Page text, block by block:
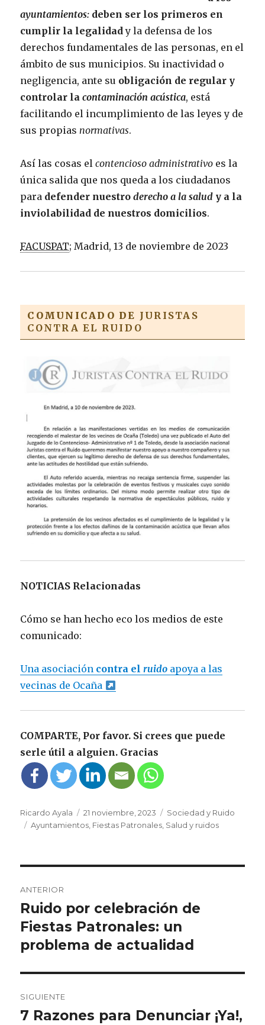
ayuntamientos: deben ser los primeros en
cumplir la legalidad y la defensa de los
derechos fundamentales de las personas, en el
ámbito de sus municipios. Su inactividad o
negligencia, ante su obligación de regular y
controlar lacontaminación acústica, está
facilitando el incumplimiento de las leyes y de
sus propias normativas.
Así las cosas elcontencioso administrativo es la
única salida que nos queda a los ciudadanos
para defender nuestroderecho a la salud y a la
inviolabilidad de nuestros domicilios.
FACUSPAT; Madrid, 13 de noviembre de 2023
COMUNICADO DE JURISTAS
CONTRA EL RUIDO
NOTICIAS Relacionadas
Cómo se han hecho eco los medios de este
comunicado:
Una asociación contra elruido apoya a las
vecinas de Ocaña
COMPARTE, Por favor. Si crees que puede
serle útil a alguien. Gracias
Autor
Ricardo Ayala
Publicado
el
21 noviembre, 2023 Categorías
Sociedad y Ruido
Etiquetas
Ayuntamientos, Fiestas Patronales, Salud y ruidos
de
entradas
ANTERIOR
Entrada
anterior:
Ruido por celebración de
Fiestas Patronales: un
problema de actualidad
SIGUIENTE
Entrada
7 Razones para Denunciar ¡Ya!,